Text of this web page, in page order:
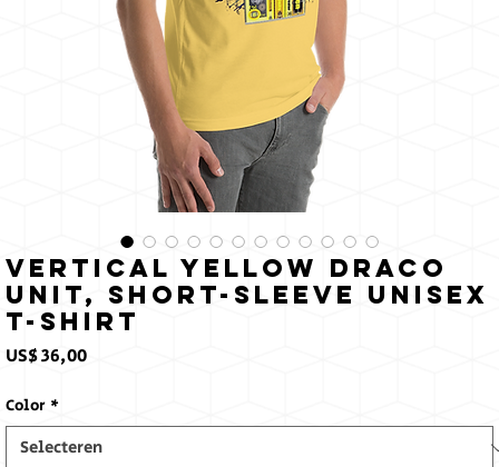
Vertical Yellow Draco
Unit, Short-Sleeve Unisex
T-Shirt
US$ 36,00Prijs
Color *